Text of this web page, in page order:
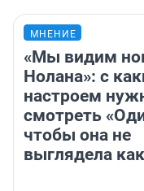
МНЕНИЕ
«Мы видим
Нолана»: с
настроем
смотреть
чтобы она не
выглядела